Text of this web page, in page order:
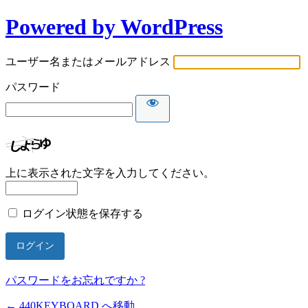
Powered by WordPress
ユーザー名またはメールアドレス
パスワード
上に表示された文字を入力してください。
ログイン状態を保存する
パスワードをお忘れですか ?
← 440KEYBOARD へ移動